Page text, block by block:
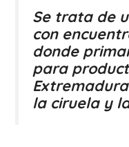
Se trata de
con
donde
para
la ciruela y